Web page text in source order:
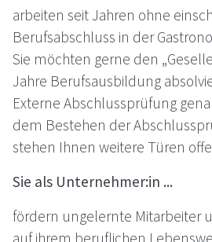
arbeiten seit Jahren ohne
Berufsabschluss in der
Sie möchten gerne den
Jahre Berufsausbildung
Externe Abschlussprüfung
dem Bestehen der
stehen Ihnen weitere Türen
Sie als Unternehmer:in ...
fördern ungelernte Mitarbeiter
auf ihrem beruflichen